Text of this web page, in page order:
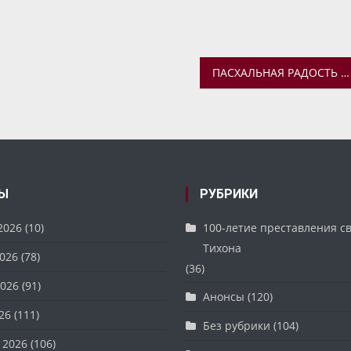
ПАСХАЛЬНАЯ РАДОСТЬ В СРЦ «МЕДВЕЖОНОК»
(10)
(78)
(91)
(111)
(106)
РУБРИКИ
100-летие преставления
Тихона
(36)
Анонсы (120)
Без рубрики (104)